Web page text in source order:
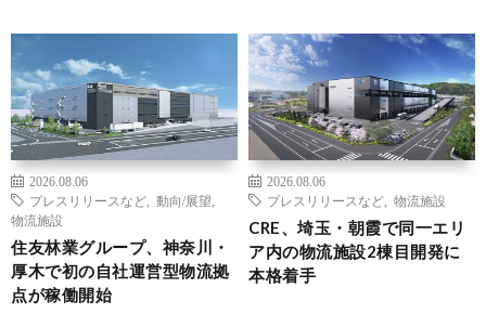
2026.08.06
プレスリリースなど
動向/展望
物流施設
住友林業グループ、神奈川・
厚木で初の自社運営型物流拠
点が稼働開始
2026.08.06
プレスリリースなど
物流施設
CRE、埼玉・朝霞で同一エリ
ア内の物流施設2棟目開発に
本格着手